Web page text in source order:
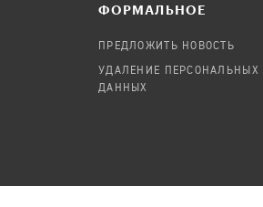
ФОРМАЛЬНОЕ
ПРЕДЛОЖИТЬ НОВОСТЬ
УДАЛЕНИЕ ПЕРСОНАЛЬНЫХ
ДАННЫХ